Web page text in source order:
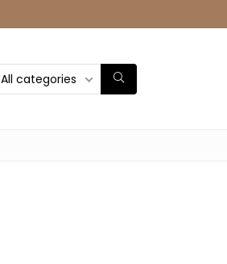
All categories